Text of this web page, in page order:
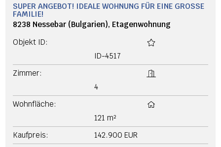
Grundstück:
1.719 m²
Status:
vermietet
Verfügbar ab:
nach Vereinbarung
Kaufpreis:
DETAILS OBJEKTANFRAGE